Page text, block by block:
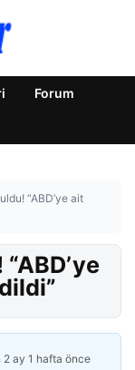
Forum
“ABD’ye ait
2 ay 1 hafta önce